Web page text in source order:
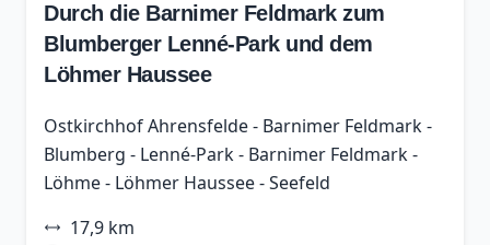
Durch die Barnimer Feldmark zum
Blumberger Lenné-Park und dem
Löhmer Haussee
Ostkirchhof Ahrensfelde - Barnimer Feldmark -
Blumberg - Lenné-Park - Barnimer Feldmark -
Löhme - Löhmer Haussee - Seefeld
17,9 km